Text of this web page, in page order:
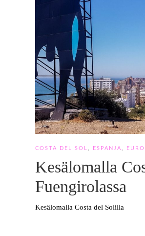
COSTA DEL SOL ESPANJA
Kesälomalla
Fuengirolassa
Kesälomalla Costa del Solilla